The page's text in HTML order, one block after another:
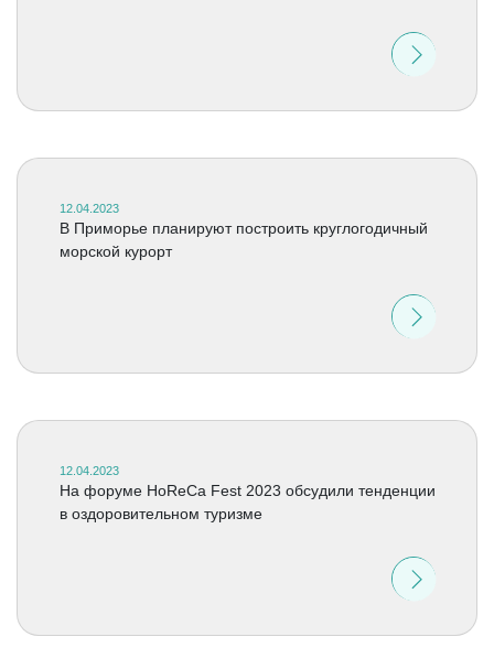
12.04.2023
В Приморье планируют построить круглогодичный
морской курорт
12.04.2023
На форуме HoReCa Fest 2023 обсудили тенденции
в оздоровительном туризме